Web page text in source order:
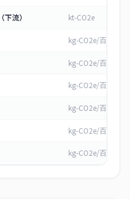
流） kt-CO2e
kg-CO2e/百万円
kg-CO2e/百万円
kg-CO2e/百万円
kg-CO2e/百万円
kg-CO2e/百万円
kg-CO2e/百万円